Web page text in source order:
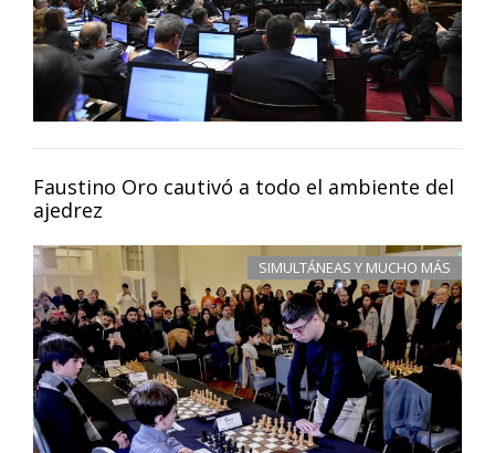
Faustino Oro cautivó a todo el ambiente del
ajedrez
SIMULTÁNEAS Y MUCHO MÁS